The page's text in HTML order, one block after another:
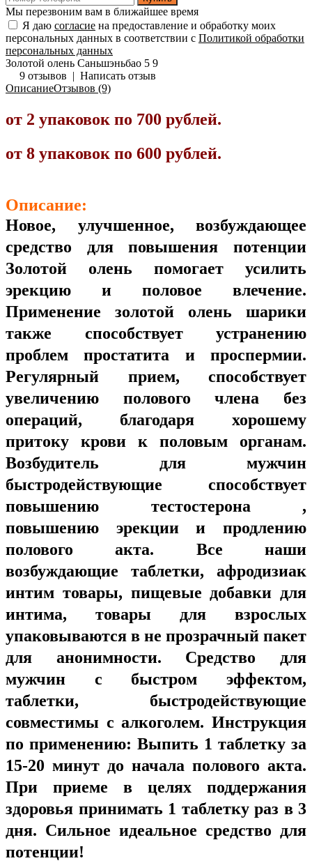
Мы перезвоним вам в ближайшее время
Я даю согласие на предоставление и обработку моих
персональных данных в соответствии с Политикой обработки
персональных данных
Золотой олень Саньшэньбао 5 9
9 отзывов | Написать отзыв
ОписаниеОтзывов (9)
от 2 упаковок по 700 рублей.
от 8 упаковок по 600 рублей.
Описание:
Новое, улучшенное, возбуждающее
средство для повышения потенции
Золотой олень помогает усилить
эрекцию и половое влечение.
Применение золотой олень шарики
также способствует устранению
проблем простатита и проспермии.
Регулярный прием, способствует
увеличению полового члена без
операций, благодаря хорошему
притоку крови к половым органам.
Возбудитель для мужчин
быстродействующие способствует
повышению тестостерона ,
повышению эрекции и продлению
полового акта. Все наши
возбуждающие таблетки, афродизиак
интим товары, пищевые добавки для
интима, товары для взрослых
упаковываются в не прозрачный пакет
для анонимности. Средство для
мужчин с быстром эффектом,
таблетки, быстродействующие
совместимы с алкоголем. Инструкция
по применению: Выпить 1 таблетку за
15-20 минут до начала полового акта.
При приеме в целях поддержания
здоровья принимать 1 таблетку раз в 3
дня. Сильное идеальное средство для
потенции!